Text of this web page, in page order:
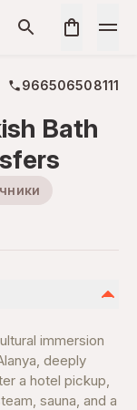
966506508111
Bath
immersion
deeply
a hotel pickup,
sauna, and a